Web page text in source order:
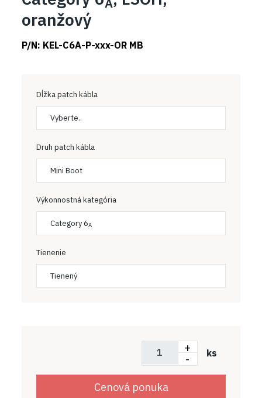
oranžový
P/N: KEL-C6A-P-xxx-OR MB
Dĺžka patch kábla
Vyberte..
Druh patch kábla
Mini Boot
Výkonnostná kategória
Category 6A
Tienenie
Tienený
+
- ks
Cenová ponuka